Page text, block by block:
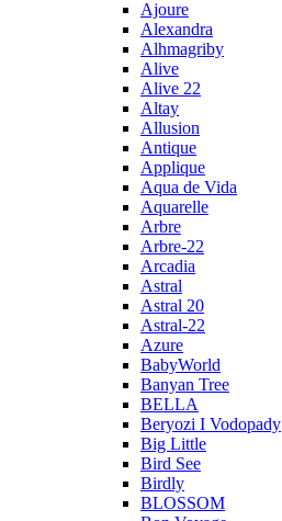
Ajoure
Alexandra
Alhmagriby
Alive
Alive 22
Altay
Allusion
Antique
Applique
Aqua de Vida
Aquarelle
Arbre
Arbre-22
Arcadia
Astral
Astral 20
Astral-22
Azure
BabyWorld
Banyan Tree
BELLA
Beryozi I Vodopady
Big Little
Bird See
Birdly
BLOSSOM